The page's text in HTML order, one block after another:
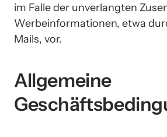
im Falle der unverlangten
Werbeinformationen, etwa
Mails, vor.
Allgemeine